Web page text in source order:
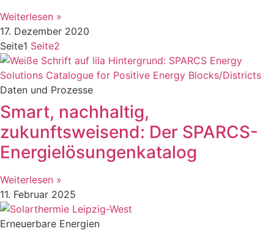
Weiterlesen »
17. Dezember 2020
Seite1 Seite2
Daten und Prozesse
Smart, nachhaltig,
zukunftsweisend: Der SPARCS-
Energielösungenkatalog
Weiterlesen »
11. Februar 2025
Erneuerbare Energien